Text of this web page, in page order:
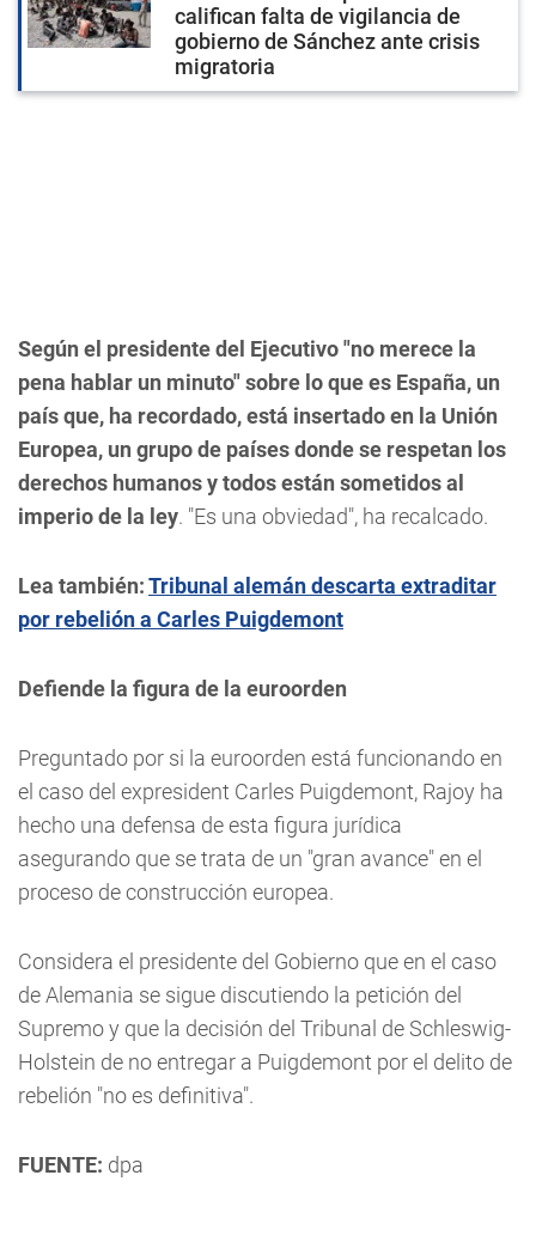
califican falta de vigilancia de
gobierno de Sánchez ante crisis
migratoria
Según el presidente del Ejecutivo "no merece la
pena hablar un minuto" sobre lo que es España, un
país que, ha recordado, está insertado en la Unión
Europea, un grupo de países donde se respetan los
derechos humanos y todos están sometidos al
imperio de la ley. "Es una obviedad", ha recalcado.
Lea también:Tribunal alemán descarta extraditar
por rebelión a Carles Puigdemont
Defiende la figura de la euroorden
Preguntado por si la euroorden está funcionando en
el caso del expresident Carles Puigdemont, Rajoy ha
hecho una defensa de esta figura jurídica
asegurando que se trata de un "gran avance" en el
proceso de construcción europea.
Considera el presidente del Gobierno que en el caso
de Alemania se sigue discutiendo la petición del
Supremo y que la decisión del Tribunal de Schleswig-
Holstein de no entregar a Puigdemont por el delito de
rebelión "no es definitiva".
FUENTE: dpa